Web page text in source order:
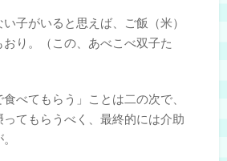
子がいると思えば、ご飯（米）
おり。（この、あべこべ双子た
べてもらう」ことは二の次で、
てもらうべく、最終的には介助